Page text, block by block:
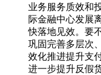
业务服务质效和
际金融中心发展
快落地见效。要
巩固完善多层次
效化推进提升支
进一步提升反假